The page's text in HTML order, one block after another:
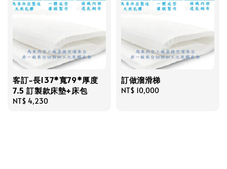
客訂-長137*寬79*厚度
7.5 訂製款床墊+床包
Regular
NT$ 4,230
訂做溜滑梯
Regular
NT$ 10,000